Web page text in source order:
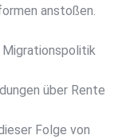
anstoßen.
Migrationspolitik
über Rente
Folge von